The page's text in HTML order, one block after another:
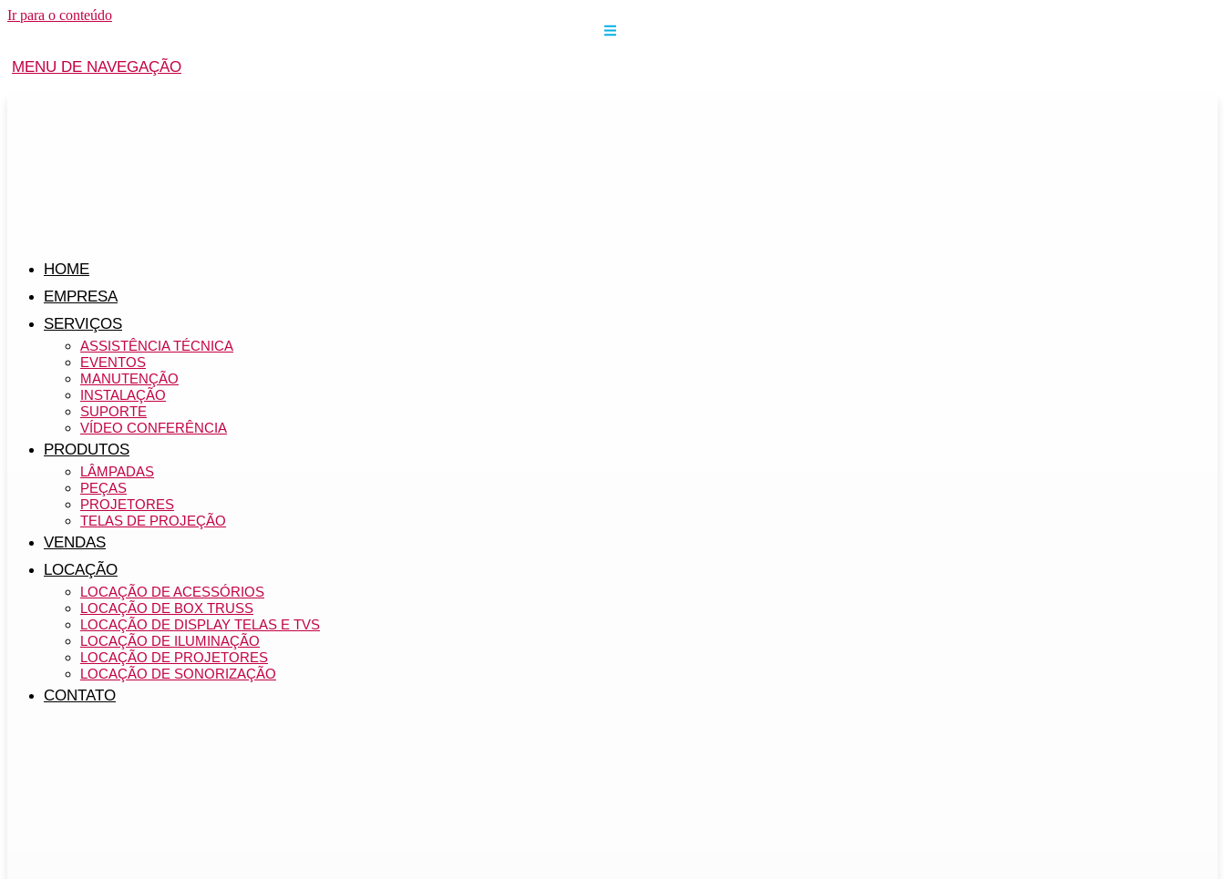
Ir para o conteúdo
MENU DE NAVEGAÇÃO
HOME
EMPRESA
SERVIÇOS
ASSISTÊNCIA TÉCNICA
EVENTOS
MANUTENÇÃO
INSTALAÇÃO
SUPORTE
VÍDEO CONFERÊNCIA
PRODUTOS
LÂMPADAS
PEÇAS
PROJETORES
TELAS DE PROJEÇÃO
VENDAS
LOCAÇÃO
LOCAÇÃO DE ACESSÓRIOS
LOCAÇÃO DE BOX TRUSS
LOCAÇÃO DE DISPLAY TELAS E TVS
LOCAÇÃO DE ILUMINAÇÃO
LOCAÇÃO DE PROJETORES
LOCAÇÃO DE SONORIZAÇÃO
CONTATO